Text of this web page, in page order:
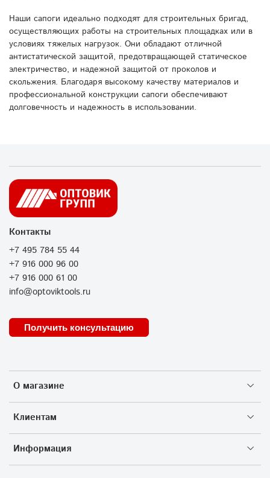
Наши сапоги идеально подходят для строительных бригад,
осуществляющих работы на строительных площадках или в
условиях тяжелых нагрузок. Они обладают отличной
антистатической защитой, предотвращающей статическое
электричество, и надежной защитой от проколов и
скольжения. Благодаря высокому качеству материалов и
профессиональной конструкции сапоги обеспечивают
долговечность и надежность в использовании.
О магазине
Клиентам
Информация
Контакты
+7 495 784 55 44
+7 916 000 96 00
+7 916 000 61 00
info@optoviktools.ru
Получить консультацию